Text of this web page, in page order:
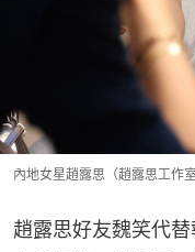
內地女星趙露思（趙露思工作室
趙露思好友魏笑代